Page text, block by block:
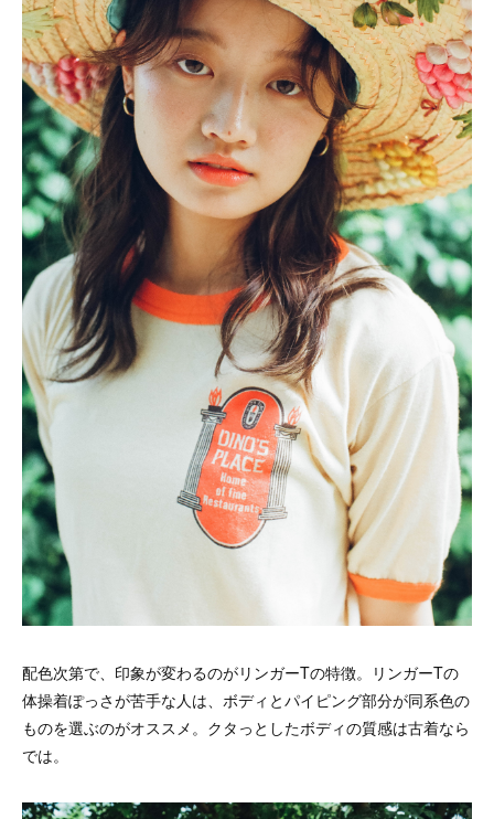
配色次第で、印象が変わるのがリンガーTの特徴。リンガーTの
体操着ぽっさが苦手な人は、ボディとパイピング部分が同系色の
ものを選ぶのがオススメ。クタっとしたボディの質感は古着なら
では。